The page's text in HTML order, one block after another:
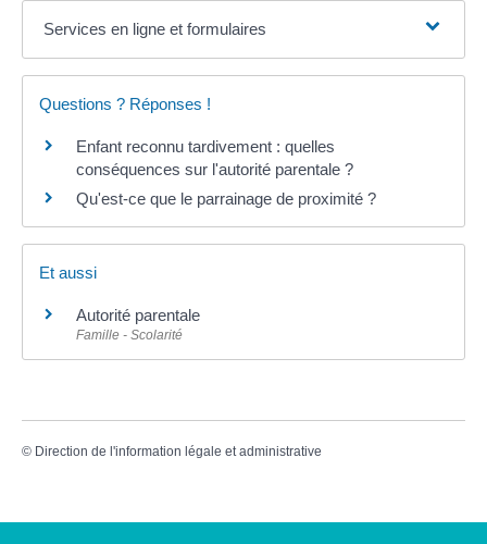
Services en ligne et formulaires
Questions ? Réponses !
Enfant reconnu tardivement : quelles
conséquences sur l'autorité parentale ?
Qu'est-ce que le parrainage de proximité ?
Et aussi
Autorité parentale
Famille - Scolarité
© Direction de l'information légale et administrative